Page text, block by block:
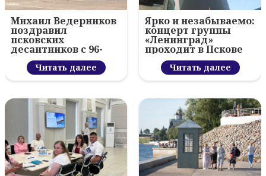
Михаил Ведерников
поздравил
псковских
десантников с 96-
летием ВДВ и
вручил награды
Читать далее
Ярко и незабываемо:
концерт группы
«Ленинград»
проходит в Пскове
Читать далее